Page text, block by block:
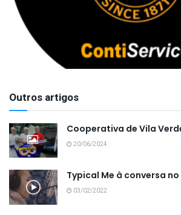
Outros artigos
Cooperativa de Vila
20/06/2024
Typical Me à conversa
03/02/2022